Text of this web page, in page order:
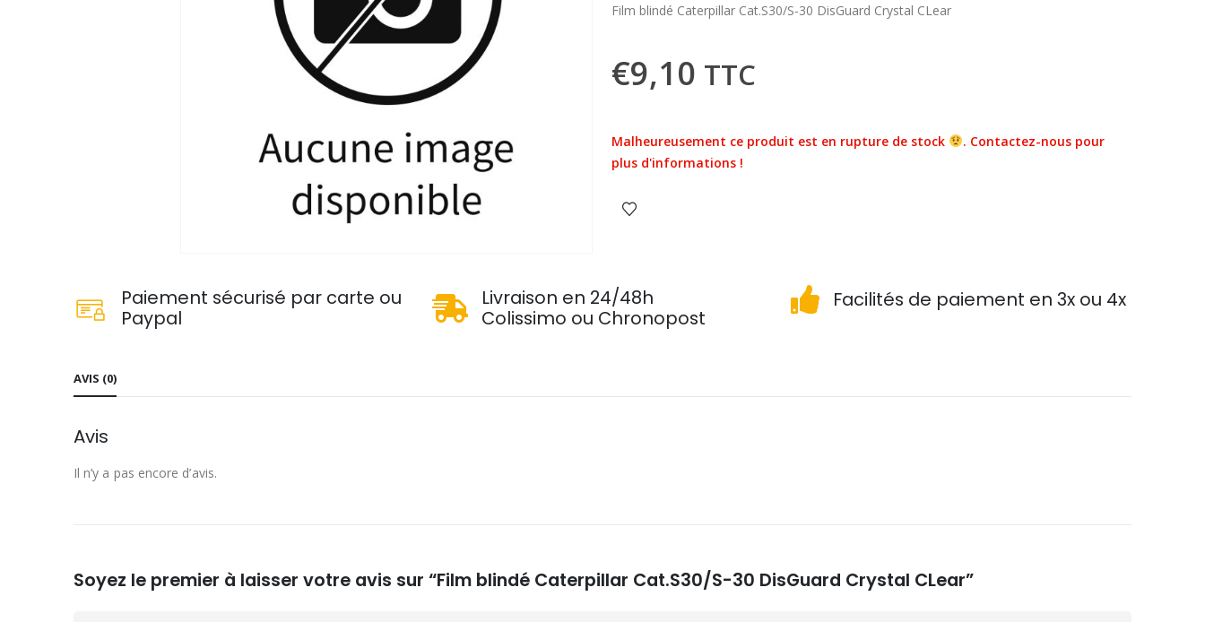
Film blindé Caterpillar Cat.S30/S-30 DisGuard Crystal CLear
€9,10 TTC
Malheureusement ce produit est en rupture de stock
. Contactez-nous pour
plus d'informations !
Paiement sécurisé par carte ou
Paypal
Livraison en 24/48h
Colissimo ou Chronopost
Facilités de paiement en 3x ou 4x
AVIS (0)
Avis
Il n’y a pas encore d’avis.
Soyez le premier à laisser votre avis sur “Film blindé Caterpillar Cat.S30/S-30 DisGuard Crystal CLear”